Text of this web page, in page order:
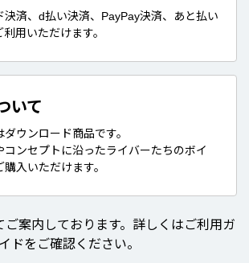
決済、d払い決済、PayPay決済、あと払い
利用いただけます。
いて
ウンロード商品です。
コンセプトに沿ったライバーたちのボイ
入いただけます。
ご案内しております。詳しくはご利用ガ
イドをご確認ください。